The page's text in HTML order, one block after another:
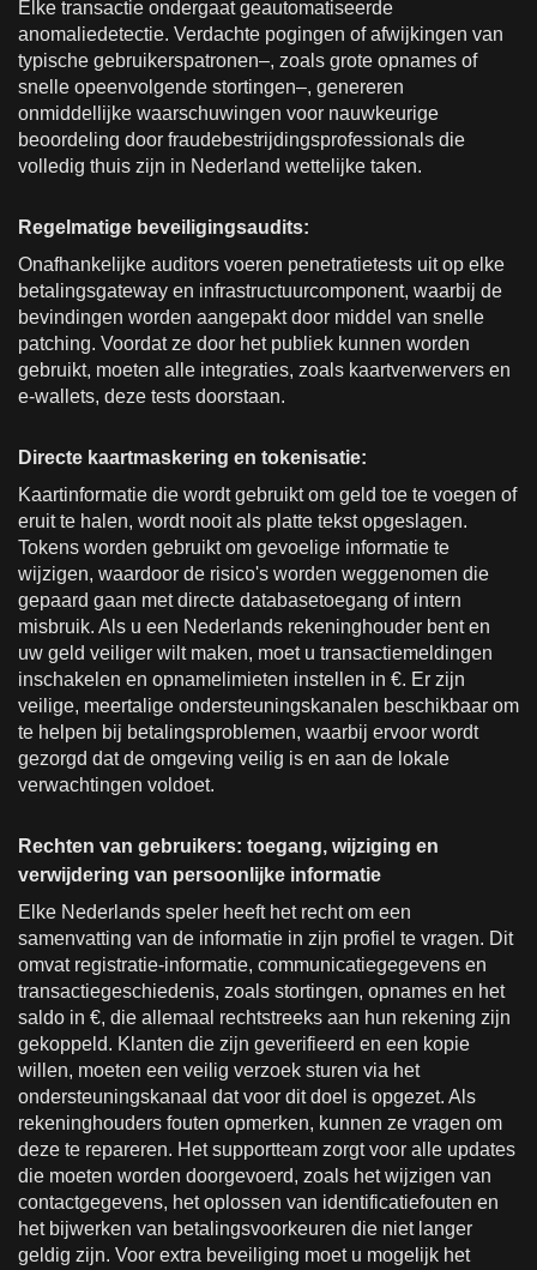
Elke transactie ondergaat geautomatiseerde
anomaliedetectie. Verdachte pogingen of afwijkingen van
typische gebruikerspatronen–, zoals grote opnames of
snelle opeenvolgende stortingen–, genereren
onmiddellijke waarschuwingen voor nauwkeurige
beoordeling door fraudebestrijdingsprofessionals die
volledig thuis zijn in Nederland wettelijke taken.
Regelmatige beveiligingsaudits:
Onafhankelijke auditors voeren penetratietests uit op elke
betalingsgateway en infrastructuurcomponent, waarbij de
bevindingen worden aangepakt door middel van snelle
patching. Voordat ze door het publiek kunnen worden
gebruikt, moeten alle integraties, zoals kaartverwervers en
e-wallets, deze tests doorstaan.
Directe kaartmaskering en tokenisatie:
Kaartinformatie die wordt gebruikt om geld toe te voegen of
eruit te halen, wordt nooit als platte tekst opgeslagen.
Tokens worden gebruikt om gevoelige informatie te
wijzigen, waardoor de risico's worden weggenomen die
gepaard gaan met directe databasetoegang of intern
misbruik. Als u een Nederlands rekeninghouder bent en
uw geld veiliger wilt maken, moet u transactiemeldingen
inschakelen en opnamelimieten instellen in €. Er zijn
veilige, meertalige ondersteuningskanalen beschikbaar om
te helpen bij betalingsproblemen, waarbij ervoor wordt
gezorgd dat de omgeving veilig is en aan de lokale
verwachtingen voldoet.
Rechten van gebruikers: toegang, wijziging en
verwijdering van persoonlijke informatie
Elke Nederlands speler heeft het recht om een
samenvatting van de informatie in zijn profiel te vragen. Dit
omvat registratie-informatie, communicatiegegevens en
transactiegeschiedenis, zoals stortingen, opnames en het
saldo in €, die allemaal rechtstreeks aan hun rekening zijn
gekoppeld. Klanten die zijn geverifieerd en een kopie
willen, moeten een veilig verzoek sturen via het
ondersteuningskanaal dat voor dit doel is opgezet. Als
rekeninghouders fouten opmerken, kunnen ze vragen om
deze te repareren. Het supportteam zorgt voor alle updates
die moeten worden doorgevoerd, zoals het wijzigen van
contactgegevens, het oplossen van identificatiefouten en
het bijwerken van betalingsvoorkeuren die niet langer
geldig zijn. Voor extra beveiliging moet u mogelijk het